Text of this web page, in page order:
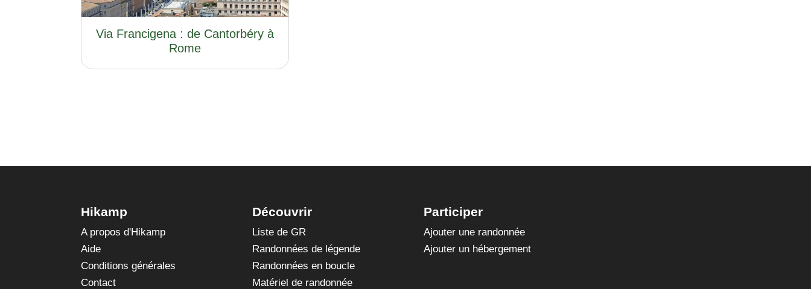
Via Francigena : de Cantorbéry à
Rome
Hikamp
A propos d'Hikamp
Aide
Conditions générales
Contact
Découvrir
Liste de GR
Randonnées de légende
Randonnées en boucle
Matériel de randonnée
Participer
Ajouter une randonnée
Ajouter un hébergement